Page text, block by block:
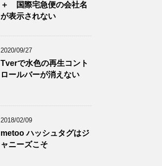
＋ 国際宅急便の会社名
が表示されない
2020/09/27
Tverで水色の再生コント
ロールバーが消えない
2018/02/09
metoo ハッシュタグはジ
ャニーズこそ